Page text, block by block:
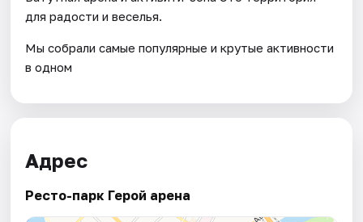
для радости и веселья.
Мы собрали самые популярные и крутые активности
в одном
Адрес
Ресто-парк Герой арена